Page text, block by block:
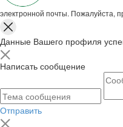
электронной почты. Пожалуйста,
Данные Вашего профиля
Написать сообщение
Отправить